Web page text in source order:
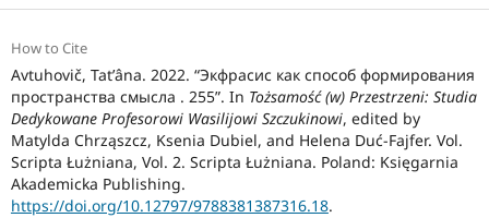
How to Cite
Avtuhovič, Tatʹâna. 2022. “Экфрасис как способ формирования
пространства смысла . 255”. In Tożsamość (w) Przestrzeni: Studia
Dedykowane Profesorowi Wasilijowi Szczukinowi, edited by
Matylda Chrząszcz, Ksenia Dubiel, and Helena Duć-Fajfer. Vol.
Scripta Łużniana, Vol. 2. Scripta Łużniana. Poland: Księgarnia
Akademicka Publishing.
https://doi.org/10.12797/9788381387316.18.